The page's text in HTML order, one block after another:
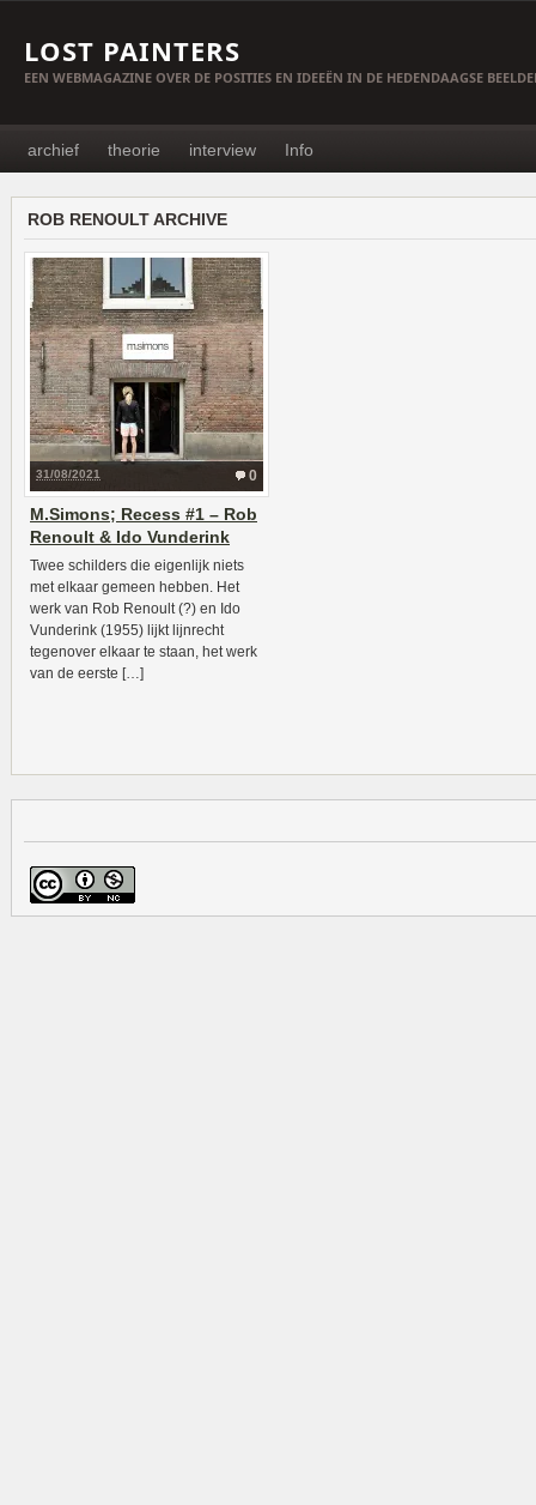
LOST PAINTERS
EEN WEBMAGAZINE OVER DE POSITIES EN IDEEËN IN DE HEDENDAAGSE
archief theorie interview Info
ROB RENOULT ARCHIVE
0
31/08/2021
M.Simons; Recess #1 – Rob
Renoult & Ido Vunderink
Twee schilders die eigenlijk niets
met elkaar gemeen hebben. Het
werk van Rob Renoult (?) en Ido
Vunderink (1955) lijkt lijnrecht
tegenover elkaar te staan, het werk
van de eerste […]